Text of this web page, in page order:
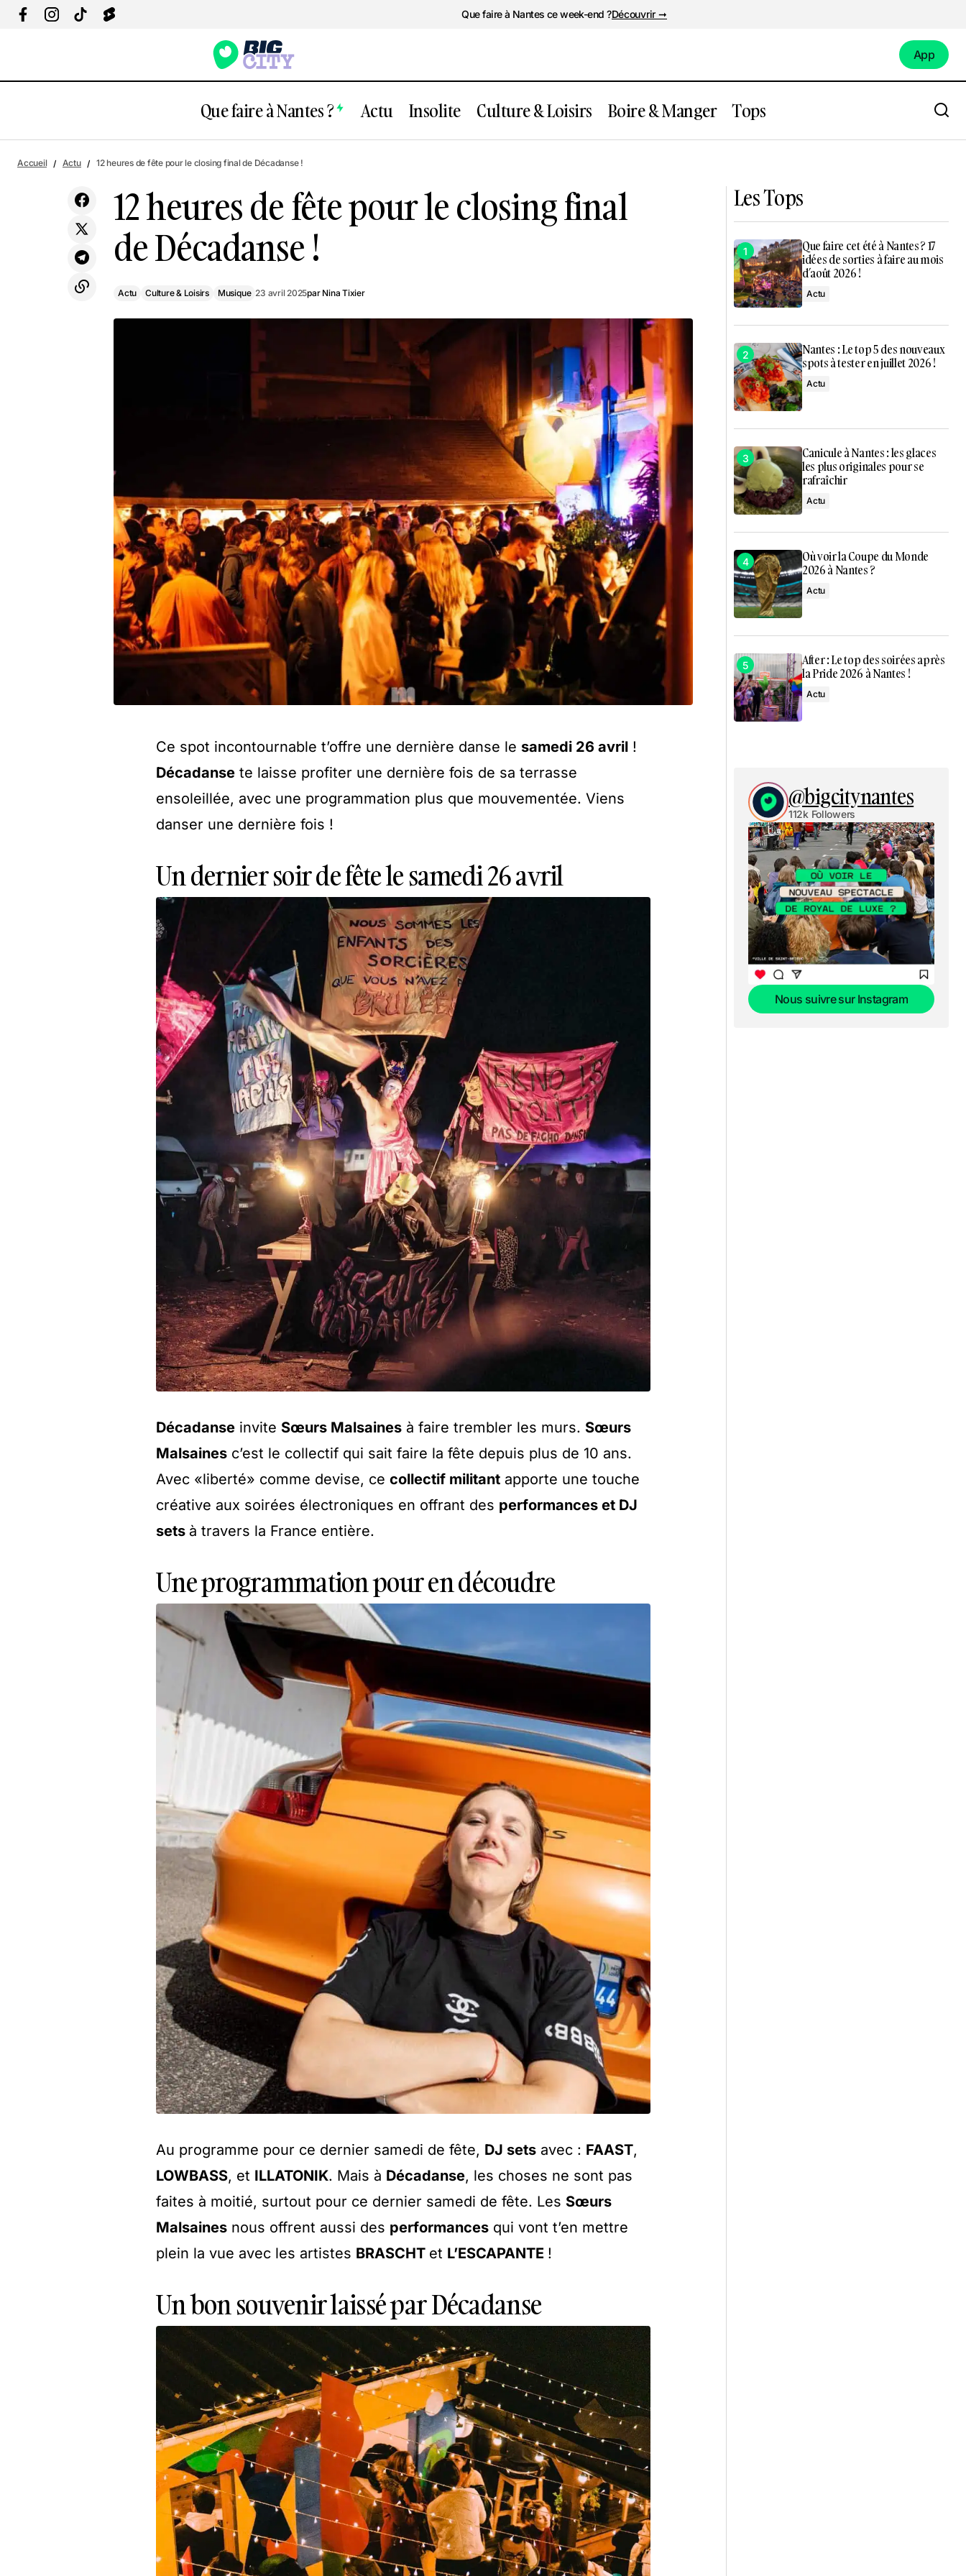
Que faire à Nantes ce week-end ?Découvrir ➞
App
Que faire à Nantes ? Actu Insolite Culture & Loisirs Boire & Manger Tops
Les Gourmandises Nantaises à Bouffay !
Actu
Culture & Loisirs
Accueil Actu 12 heures de fête pour le closing final de Décadanse !
12 heures de fête pour le closing final
de Décadanse !
Actu Culture & Loisirs Musique 23 avril 2025par Nina Tixier
Ce spot incontournable t’offre une dernière danse le samedi 26 avril !
Décadanse te laisse profiter une dernière fois de sa terrasse
ensoleillée, avec une programmation plus que mouvementée. Viens
danser une dernière fois !
Un dernier soir de fête le samedi 26 avril
Décadanse invite Sœurs Malsaines à faire trembler les murs. Sœurs
Malsaines c’est le collectif qui sait faire la fête depuis plus de 10 ans.
Avec «liberté» comme devise, ce collectif militant apporte une touche
créative aux soirées électroniques en offrant des performances et DJ
sets à travers la France entière.
Une programmation pour en découdre
Au programme pour ce dernier samedi de fête, DJ sets avec : FAAST,
LOWBASS, et ILLATONIK. Mais à Décadanse, les choses ne sont pas
faites à moitié, surtout pour ce dernier samedi de fête. Les Sœurs
Malsaines nous offrent aussi des performances qui vont t’en mettre
plein la vue avec les artistes BRASCHT et L’ESCAPANTE !
Un bon souvenir laissé par Décadanse
Les Tops
Que faire cet été à Nantes ? 17
idées de sorties à faire au mois
d’août 2026 !
Actu
Nantes : Le top 5 des nouveaux
spots à tester en juillet 2026 !
Actu
Canicule à Nantes : les glaces
les plus originales pour se
rafraîchir
Actu
Où voir la Coupe du Monde
2026 à Nantes ?
Actu
After : Le top des soirées après
la Pride 2026 à Nantes !
Actu
@bigcitynantes
112k Followers
Nous suivre sur Instagram